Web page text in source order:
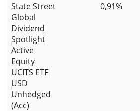
State Street
Global
Dividend
Spotlight
Active
Equity
UCITS ETF
USD
Unhedged
(Acc)
0,91%